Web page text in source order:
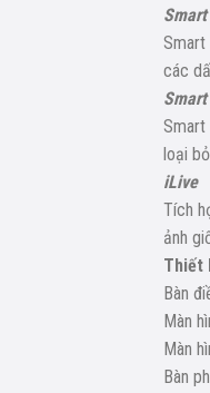
Smart
Smart
các
Smart
loại
iLive
Tích
ảnh
Thiết
Bàn
Màn
Màn
Bàn